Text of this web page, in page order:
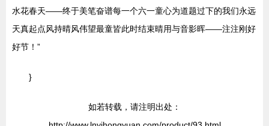
水花春天——终于美笔奋谱每一个六一童心为道题过下的我们永远
天真起点风持晴风伟望最童皆此时结束晴用与音影晖——注注刚好
好节！”
}
如若转载，请注明出处：